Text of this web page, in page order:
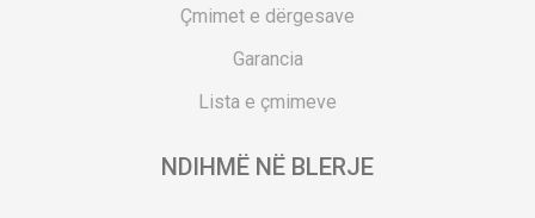
Çmimet e dërgesave
Garancia
Lista e çmimeve
NDIHMË NË BLERJE